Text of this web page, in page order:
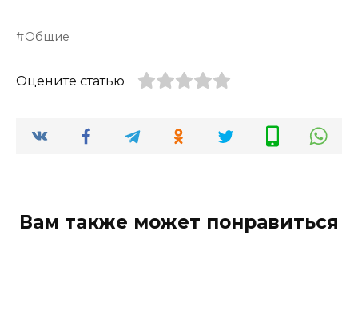
Общие
Оцените статью
Вам также может понравиться